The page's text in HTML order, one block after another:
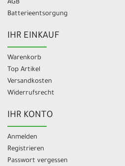
AGB
Batterieentsorgung
IHR EINKAUF
Warenkorb
Top Artikel
Versandkosten
Widerrufsrecht
IHR KONTO
Anmelden
Registrieren
Passwort vergessen